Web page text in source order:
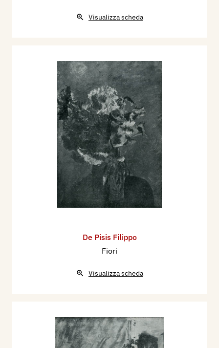
Visualizza scheda
De Pisis Filippo
Fiori
Visualizza scheda